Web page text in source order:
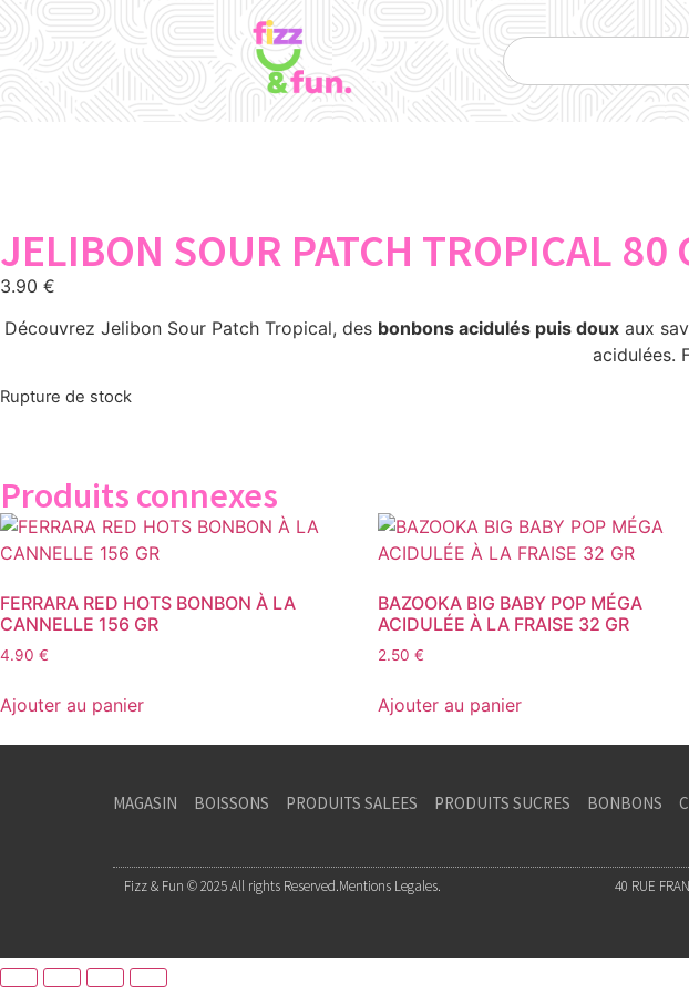
JELIBON SOUR PATCH TROPICAL 80
3.90 €
Découvrez Jelibon Sour Patch Tropical, des bonbons acidulés puis doux aux
acidulées.
Rupture de stock
Produits connexes
FERRARA RED HOTS BONBON À LA
CANNELLE 156 GR
4.90 €
Ajouter au panier
BAZOOKA BIG BABY POP MÉGA
ACIDULÉE À LA FRAISE 32 GR
2.50 €
Ajouter au panier
MAGASIN BOISSONS PRODUITS SALEES PRODUITS SUCRES BONBONS
Fizz & Fun © 2025 All rights Reserved.Mentions Legales. 40 RUE